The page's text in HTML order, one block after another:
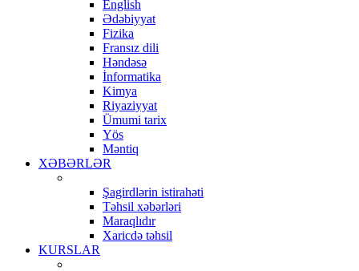
English
Ədəbiyyat
Fizika
Fransız dili
Həndəsə
İnformatika
Kimya
Riyaziyyat
Ümumi tarix
Yös
Məntiq
XƏBƏRLƏR
Şagirdlərin istirahəti
Təhsil xəbərləri
Maraqlıdır
Xaricdə təhsil
KURSLAR